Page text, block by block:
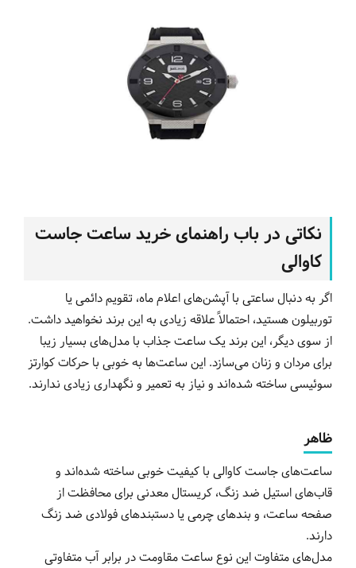
نکاتی در باب راهنمای خرید ساعت جاست
کاوالی
اگر به دنبال ساعتی با آپشن‌های اعلام ماه، تقویم دائمی یا
توربیلون هستید، احتمالاً علاقه زیادی به این برند نخواهید داشت.
از سوی دیگر، این برند یک ساعت جذاب با مدل‌های بسیار زیبا
برای مردان و زنان می‌سازد. این ساعت‌ها به خوبی با حرکات کوارتز
سوئیسی ساخته شده‌اند و نیاز به تعمیر و نگهداری زیادی ندارند.
ظاهر
ساعت‌های جاست کاوالی با کیفیت خوبی ساخته شده‌اند و
قاب‌های استیل ضد زنگ، کریستال معدنی برای محافظت از
صفحه ساعت، و بندهای چرمی یا دستبندهای فولادی ضد زنگ
دارند.
مدل‌های متفاوت این نوع ساعت مقاومت در برابر آب متفاوتی